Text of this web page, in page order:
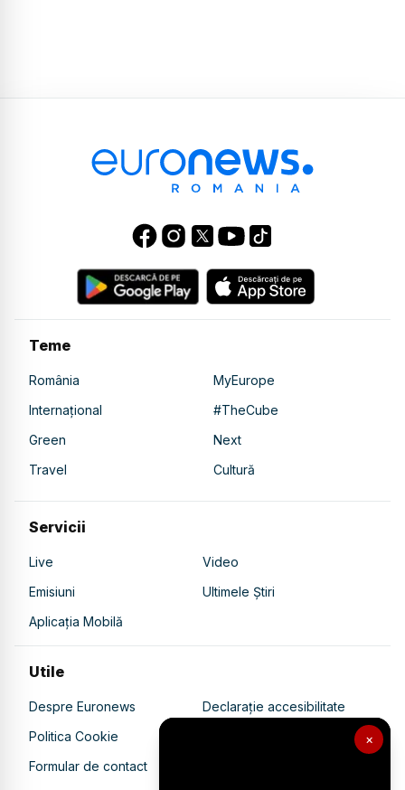
×
Teme
România
MyEurope
Internațional
#TheCube
Green
Next
Travel
Cultură
Servicii
Live
Video
Emisiuni
Ultimele Știri
Aplicația Mobilă
Utile
Despre Euronews
Declarație accesibilitate
Politica Cookie
Politica de confidențialitate
Formular de contact